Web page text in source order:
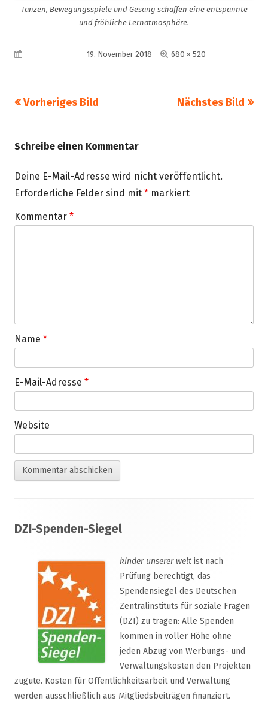
Tanzen, Bewegungsspiele und Gesang schaffen eine entspannte
und fröhliche Lernatmosphäre.
Veröffentlicht am19. November 2018 Volle
680 × 520
Vorheriges Bild Nächstes Bild
Schreibe einen Kommentar
Deine E-Mail-Adresse wird nicht veröffentlicht.
Erforderliche Felder sind mit * markiert
Kommentar *
Name *
E-Mail-Adresse *
Website
Inhalt
DZI-Spenden-Siegel
kinder unserer welt ist nach
Prüfung berechtigt, das
Spendensiegel des Deutschen
Zentralinstituts für soziale Fragen
(DZI) zu tragen: Alle Spenden
kommen in voller Höhe ohne
jeden Abzug von Werbungs- und
Verwaltungskosten den Projekten
zugute. Kosten für Öffentlichkeitsarbeit und Verwaltung
werden ausschließlich aus Mitgliedsbeiträgen finanziert.